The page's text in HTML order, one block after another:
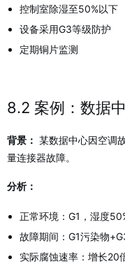
控制室除湿至50%以下
设备采用G3等级防护
定期铜片监测
8.2 案例：数据
背景： 某数据中心因空调
量连接器故障。
分析：
正常环境：G1，湿度
故障期间：G1污染物
实际腐蚀速率：增长20